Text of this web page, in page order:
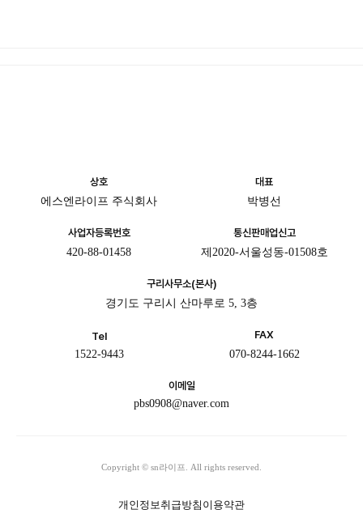
상호
에스엔라이프 주식회사
대표
박병선
사업자등록번호
420-88-01458
통신판매업신고
제2020-서울성동-01508호
구리사무소(본사)
경기도 구리시 산마루로 5, 3층
Tel
1522-9443
FAX
070-8244-1662
이메일
pbs0908@naver.com
Copyright © sn라이프. All rights reserved.
개인정보취급방침 이용약관